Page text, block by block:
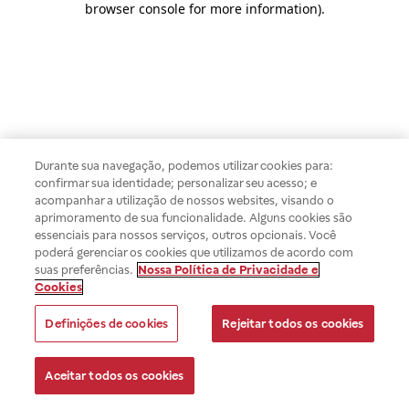
browser console for more information).
Durante sua navegação, podemos utilizar cookies para:
confirmar sua identidade; personalizar seu acesso; e
acompanhar a utilização de nossos websites, visando o
aprimoramento de sua funcionalidade. Alguns cookies são
essenciais para nossos serviços, outros opcionais. Você
poderá gerenciar os cookies que utilizamos de acordo com
suas preferências. Nossa Política de Privacidade e
Cookies
Definições de cookies Rejeitar todos os cookies
Aceitar todos os cookies